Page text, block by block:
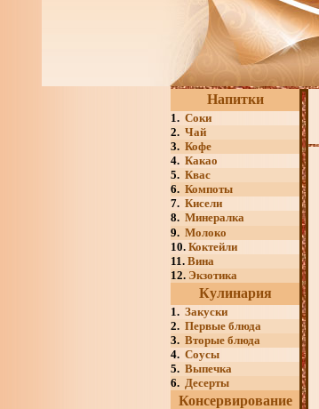
Напитки
1. Соки
2. Чай
3. Кофе
4. Какао
5. Квас
6. Компоты
7. Кисели
8. Минералка
9. Молоко
10. Коктейли
11. Вина
12. Экзотика
Кулинария
1. Закуски
2. Первые блюда
3. Вторые блюда
4. Соусы
5. Выпечка
6. Десерты
Консервирование